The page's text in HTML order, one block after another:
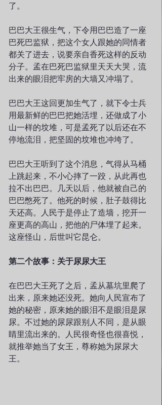
了。
巴巴大王很生气，下令用巴巴造了一座
巴死巴监狱，把这个女人跟她的同情者
都关了进去，说要亲自香死这样的反动
分子。孟在巴死巴监狱里天天大哭，流
出来的眼泪把牢房的大墙又冲塌了。
巴巴大王这回更加生气了，就下令士兵
用最新鲜的巴巴把她活埋，还做成了小
山一样的坟堆，可是孟死了以后还在不
停地流泪，把坚固的坟堆也冲垮了。
巴巴大王听到了这个消息，气得从马桶
上跳起来，不小心摔了一跤，从此再也
拉不出巴巴。几天以后，他就被自己的
巴巴憋死了。他死的时候，肚子鼓得比
天还高。人民于是停止了造墙，挖开一
座更高的高山，把他的尸体埋了起来。
这座怪山，后世叫它昆仑。
第二个故事：关于尿尿大王
在巴巴大王死了之后，孟从墓坑里爬了
出来，原来她还没死。她向人民宣布了
她的秘密，原来她的眼泪不是眼泪是尿
尿。不过她的尿尿跟别人不同，是从眼
睛里流出来的。人民很奇怪也很喜悦，
就推举她当了女王，尊称她为尿尿大
王。